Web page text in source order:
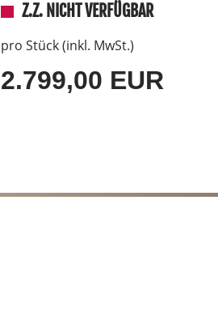
Z.Z. NICHT VERFÜGBAR
pro Stück (inkl. MwSt.)
2.799,00 EUR